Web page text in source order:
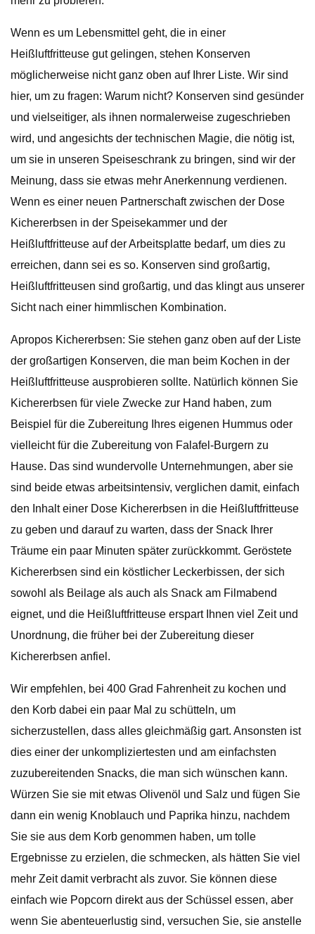
Wenn es um Lebensmittel geht, die in einer
Heißluftfritteuse gut gelingen, stehen Konserven
möglicherweise nicht ganz oben auf Ihrer Liste. Wir sind
hier, um zu fragen: Warum nicht? Konserven sind gesünder
und vielseitiger, als ihnen normalerweise zugeschrieben
wird, und angesichts der technischen Magie, die nötig ist,
um sie in unseren Speiseschrank zu bringen, sind wir der
Meinung, dass sie etwas mehr Anerkennung verdienen.
Wenn es einer neuen Partnerschaft zwischen der Dose
Kichererbsen in der Speisekammer und der
Heißluftfritteuse auf der Arbeitsplatte bedarf, um dies zu
erreichen, dann sei es so. Konserven sind großartig,
Heißluftfritteusen sind großartig, und das klingt aus unserer
Sicht nach einer himmlischen Kombination.
Apropos Kichererbsen: Sie stehen ganz oben auf der Liste
der großartigen Konserven, die man beim Kochen in der
Heißluftfritteuse ausprobieren sollte. Natürlich können Sie
Kichererbsen für viele Zwecke zur Hand haben, zum
Beispiel für die Zubereitung Ihres eigenen Hummus oder
vielleicht für die Zubereitung von Falafel-Burgern zu
Hause. Das sind wundervolle Unternehmungen, aber sie
sind beide etwas arbeitsintensiv, verglichen damit, einfach
den Inhalt einer Dose Kichererbsen in die Heißluftfritteuse
zu geben und darauf zu warten, dass der Snack Ihrer
Träume ein paar Minuten später zurückkommt. Geröstete
Kichererbsen sind ein köstlicher Leckerbissen, der sich
sowohl als Beilage als auch als Snack am Filmabend
eignet, und die Heißluftfritteuse erspart Ihnen viel Zeit und
Unordnung, die früher bei der Zubereitung dieser
Kichererbsen anfiel.
Wir empfehlen, bei 400 Grad Fahrenheit zu kochen und
den Korb dabei ein paar Mal zu schütteln, um
sicherzustellen, dass alles gleichmäßig gart. Ansonsten ist
dies einer der unkompliziertesten und am einfachsten
zuzubereitenden Snacks, die man sich wünschen kann.
Würzen Sie sie mit etwas Olivenöl und Salz und fügen Sie
dann ein wenig Knoblauch und Paprika hinzu, nachdem
Sie sie aus dem Korb genommen haben, um tolle
Ergebnisse zu erzielen, die schmecken, als hätten Sie viel
mehr Zeit damit verbracht als zuvor. Sie können diese
einfach wie Popcorn direkt aus der Schüssel essen, aber
wenn Sie abenteuerlustig sind, versuchen Sie, sie anstelle